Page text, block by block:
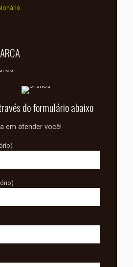
do formulário abaixo
em atender você!